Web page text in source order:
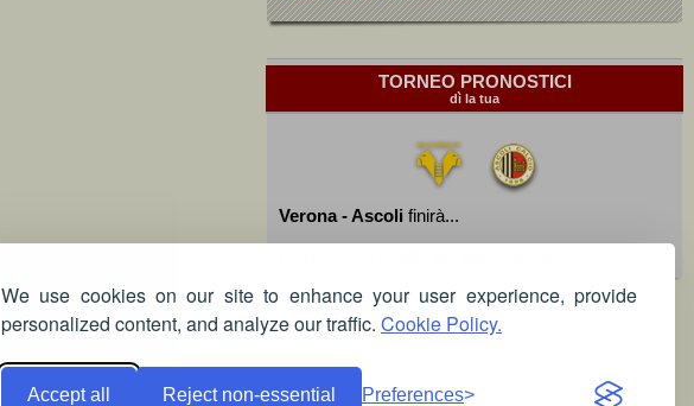
We use cookies on our site to enhance your user experience, provide
personalized content, and analyze our traffic. Cookie Policy.
Accept all Reject non-essential Preferences
TORNEO PRONOSTICI
dì la tua
Verona - Ascoli finirà...